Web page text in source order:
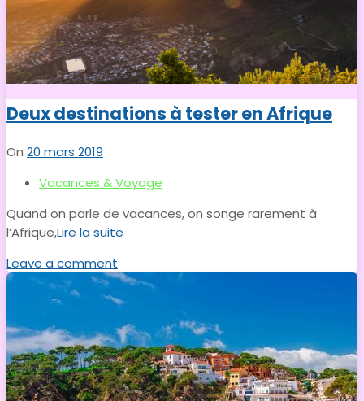
Deux destinations à tester en Afrique
On 20 mars 2019
Vacances & Voyage
Quand on parle de vacances, on songe rarement à
l’Afrique,Lire la suite
Leave a comment